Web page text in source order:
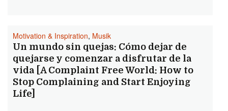
Motivation & Inspiration, Musik
Un mundo sin quejas: Cómo dejar de
quejarse y comenzar a disfrutar de la
vida [A Complaint Free World: How to
Stop Complaining and Start Enjoying
Life]